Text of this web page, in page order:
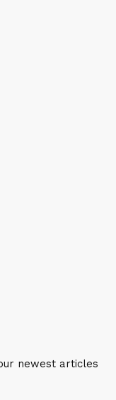
newest articles